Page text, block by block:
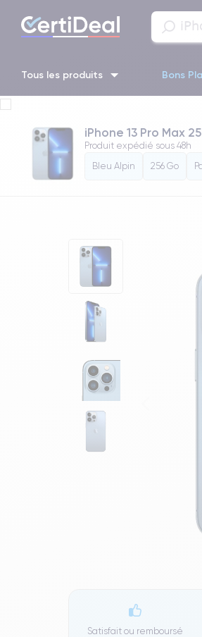
Tous les produits Bons
iPhone 11 Pro iPhone 14 pro
iPhone 13 Pro Max
Produit expédié sous 48h
Bleu Alpin
256 Go
Satisfait ou remboursé